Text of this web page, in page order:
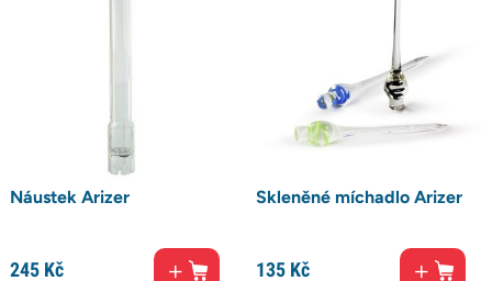
Náustek Arizer
245 Kč
Skleněné míchadlo Arizer
135 Kč